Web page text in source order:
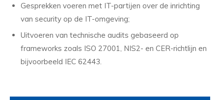
Gesprekken voeren met IT-partijen over de inrichting
van security op de IT-omgeving;
Uitvoeren van technische audits gebaseerd op
frameworks zoals ISO 27001, NIS2- en CER-richtlijn en
bijvoorbeeld IEC 62443.